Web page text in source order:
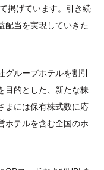
掲げています。引き続
配当を実現していきた
グループホテルを割引
目的とした、新たな株
まには保有株式数に応
ホテルを含む全国のホ